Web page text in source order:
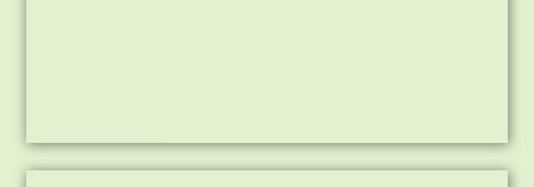
Inzaaien Echt